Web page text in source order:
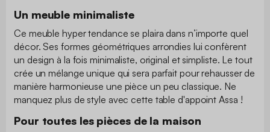
Un meuble minimaliste
Ce meuble hyper tendance se plaira dans n’importe quel
décor. Ses formes géométriques arrondies lui confèrent
un design à la fois minimaliste, original et simpliste. Le tout
crée un mélange unique qui sera parfait pour rehausser de
manière harmonieuse une pièce un peu classique. Ne
manquez plus de style avec cette table d'appoint Assa !
Pour toutes les pièces de la maison